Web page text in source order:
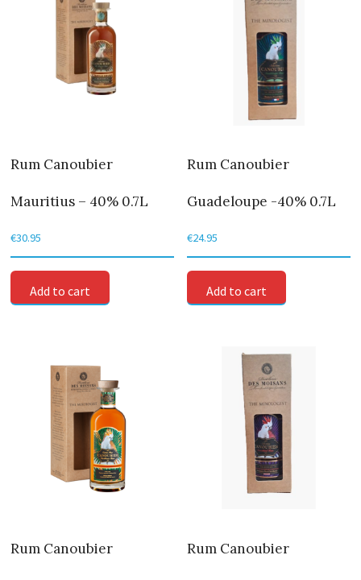
Rum Canoubier
Mauritius – 40% 0.7L
€30.95
Add to cart
Rum Canoubier
Guadeloupe -40% 0.7L
€24.95
Add to cart
Rum Canoubier Rum Canoubier